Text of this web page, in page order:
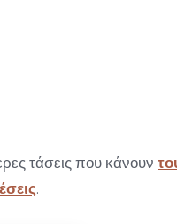
τάσεις που κάνουν
.